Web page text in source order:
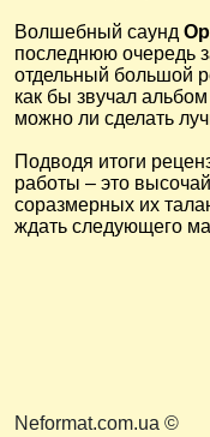
Волшебный саунд
последнюю очередь
отдельный большой
как бы звучал
можно ли сделать
Подводя итоги
работы – это
соразмерных их
ждать следующего
Neformat.com.ua ©